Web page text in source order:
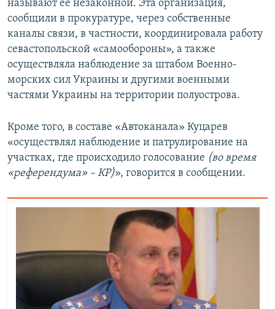
называют ее незаконной. Эта организация,
сообщили в прокуратуре, через собственные
каналы связи, в частности, координировала работу
севастопольской «самообороны», а также
осуществляла наблюдение за штабом Военно-
морских сил Украины и другими военными
частями Украины на территории полуострова.
Кроме того, в составе «Автоканала» Куцарев
«осуществлял наблюдение и патрулирование на
участках, где происходило голосование (во время
«референдума» – КР)», говорится в сообщении.